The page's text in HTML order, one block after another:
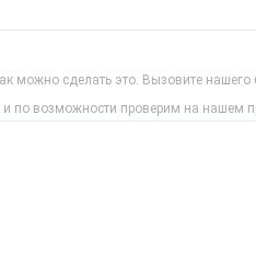
можно сделать это. Вызовите нашего
и по возможности проверим на нашем